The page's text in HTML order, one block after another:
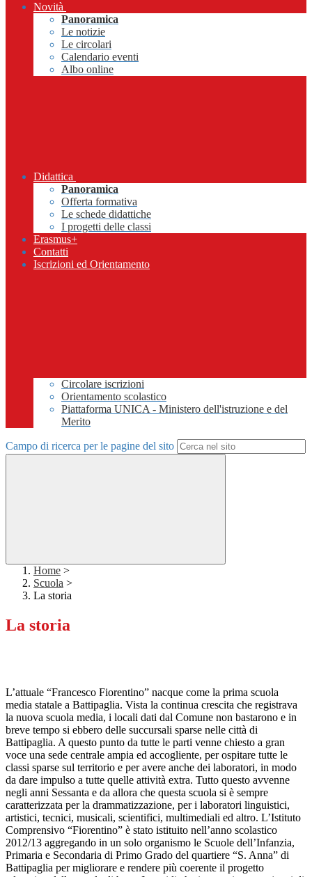
Novità
Panoramica
Le notizie
Le circolari
Calendario eventi
Albo online
Didattica
Panoramica
Offerta formativa
Le schede didattiche
I progetti delle classi
Erasmus+
Contatti
Iscrizioni ed Orientamento
Circolare iscrizioni
Orientamento scolastico
Piattaforma UNICA - Ministero dell'istruzione e del
Merito
Campo di ricerca per le pagine del sito
Home >
Scuola >
La storia
La storia
L’attuale “Francesco Fiorentino” nacque come la prima scuola
media statale a Battipaglia. Vista la continua crescita che registrava
la nuova scuola media, i locali dati dal Comune non bastarono e in
breve tempo si ebbero delle succursali sparse nelle città di
Battipaglia. A questo punto da tutte le parti venne chiesto a gran
voce una sede centrale ampia ed accogliente, per ospitare tutte le
classi sparse sul territorio e per avere anche dei laboratori, in modo
da dare impulso a tutte quelle attività extra. Tutto questo avvenne
negli anni Sessanta e da allora che questa scuola si è sempre
caratterizzata per la drammatizzazione, per i laboratori linguistici,
artistici, tecnici, musicali, scientifici, multimediali ed altro. L’Istituto
Comprensivo “Fiorentino” è stato istituito nell’anno scolastico
2012/13 aggregando in un solo organismo le Scuole dell’Infanzia,
Primaria e Secondaria di Primo Grado del quartiere “S. Anna” di
Battipaglia per migliorare e rendere più coerente il progetto